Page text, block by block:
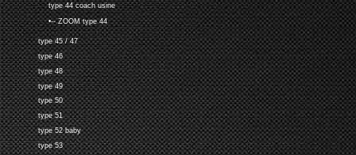
type 44 coach usine
•-- ZOOM type 44
type 45 / 47
type 46
type 48
type 49
type 50
type 51
type 52 baby
type 53